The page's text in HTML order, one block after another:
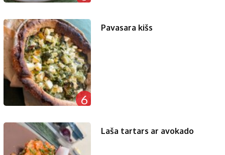
6
Pavasara kišs
Laša tartars ar avokado